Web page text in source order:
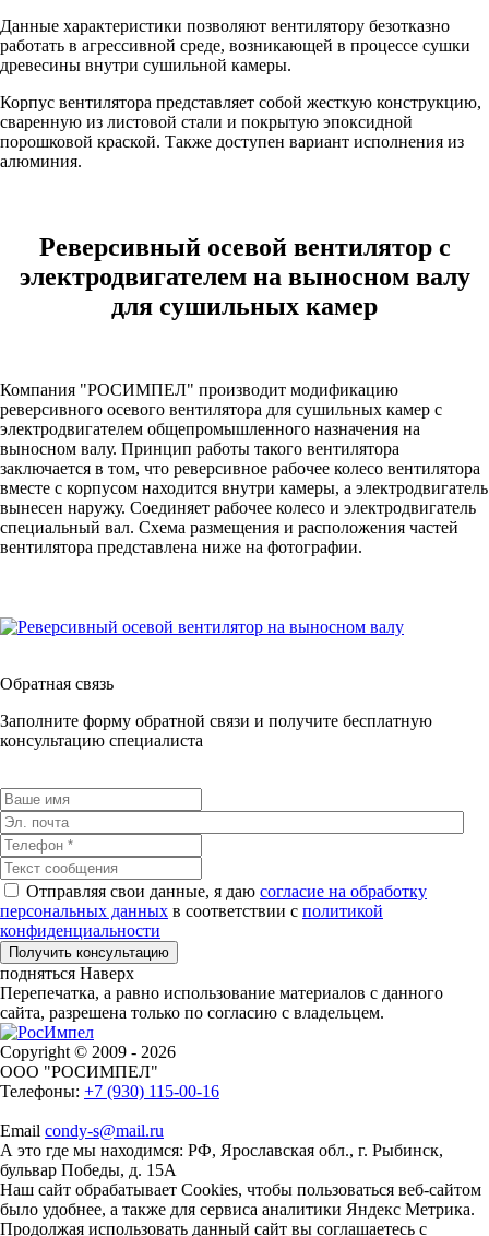
Данные характеристики позволяют вентилятору безотказно
работать в агрессивной среде, возникающей в процессе сушки
древесины внутри сушильной камеры.
Корпус вентилятора представляет собой жесткую конструкцию,
сваренную из листовой стали и покрытую эпоксидной
порошковой краской. Также доступен вариант исполнения из
алюминия.
Реверсивный осевой вентилятор с
электродвигателем на выносном валу
для сушильных камер
Компания "РОСИМПЕЛ" производит модификацию
реверсивного осевого вентилятора для сушильных камер с
электродвигателем общепромышленного назначения на
выносном валу. Принцип работы такого вентилятора
заключается в том, что реверсивное рабочее колесо вентилятора
вместе с корпусом находится внутри камеры, а электродвигатель
вынесен наружу. Соединяет рабочее колесо и электродвигатель
специальный вал. Схема размещения и расположения частей
вентилятора представлена ниже на фотографии.
Обратная связь
Заполните форму обратной связи и получите бесплатную
консультацию специалиста
Отправляя свои данные, я даю согласие на обработку
персональных данных в соответствии с политикой
конфиденциальности
подняться Наверх
Перепечатка, а равно использование материалов с данного
сайта, разрешена только по согласию с владельцем.
Copyright © 2009 - 2026
ООО "РОСИМПЕЛ"
Телефоны: +7 (930) 115-00-16
Email condy-s@mail.ru
А это где мы находимся: РФ, Ярославская обл., г. Рыбинск,
бульвар Победы, д. 15А
Наш сайт обрабатывает Cookies, чтобы пользоваться веб-сайтом
было удобнее, а также для сервиса аналитики Яндекс Метрика.
Продолжая использовать данный сайт вы соглашаетесь с